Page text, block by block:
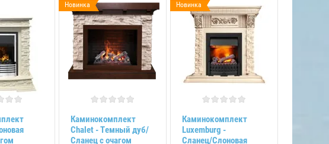
Новинка
Каминокомплект
Chalet - Темный дуб/
Сланец с очагом
Новинка
Каминокомплект
Luxemburg -
Сланец/Cлоновая